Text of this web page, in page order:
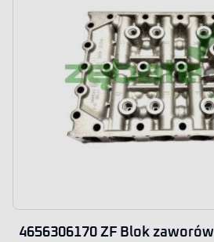
4656306170 ZF Blok zaworów